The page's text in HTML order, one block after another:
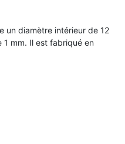
un diamètre intérieur de 12
1 mm. Il est fabriqué en